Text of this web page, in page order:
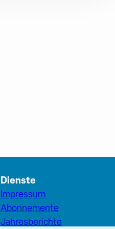
Dienste
Impressum
Abonnemente
Jahresberichte